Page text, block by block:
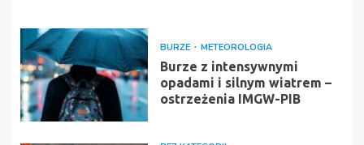
BURZE METEOROLOGIA
Burze z intensywnymi
opadami i silnym wiatrem –
ostrzeżenia IMGW-PIB